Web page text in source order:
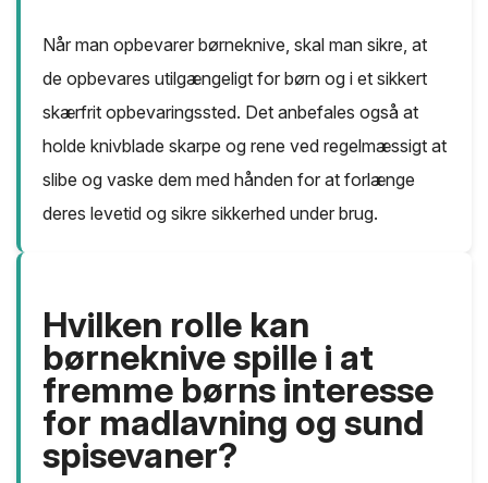
Når man opbevarer børneknive, skal man sikre, at
de opbevares utilgængeligt for børn og i et sikkert
skærfrit opbevaringssted. Det anbefales også at
holde knivblade skarpe og rene ved regelmæssigt at
slibe og vaske dem med hånden for at forlænge
deres levetid og sikre sikkerhed under brug.
Hvilken rolle kan
børneknive spille i at
fremme børns interesse
for madlavning og sund
spisevaner?